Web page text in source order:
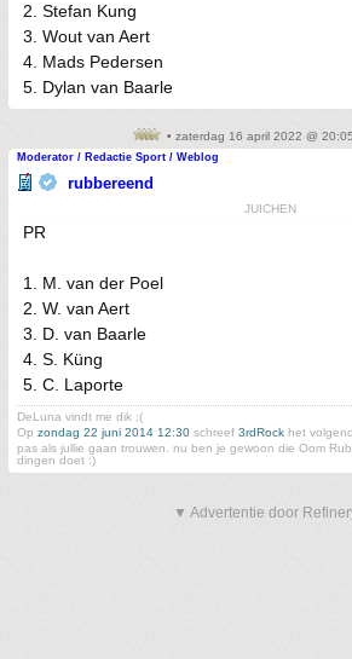
2. Stefan Kung
3. Wout van Aert
4. Mads Pedersen
5. Dylan van Baarle
• zaterdag 16 april 2022 @
Moderator / Redactie Sport / Weblog
rubbereend
JUICHEN
PR
1. M. van der Poel
2. W. van Aert
3. D. van Baarle
4. S. Küng
5. C. Laporte
DeLuna vindt me dik ;(
Op zondag 22 juni 2014 12:30 schreef 3rdRock het
pas als jullie gaan trouwen. nu ben je gewoon die Oom
dingen doet :)
▼ Advertentie door